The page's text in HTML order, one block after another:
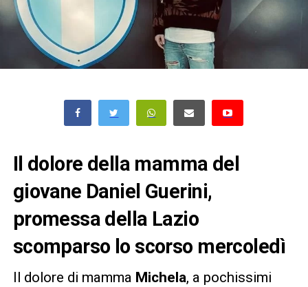
Il dolore della mamma del
giovane Daniel Guerini,
promessa della Lazio
scomparso lo scorso mercoledì
Il dolore di mamma Michela, a pochissimi